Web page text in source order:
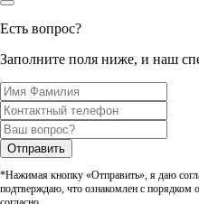
Есть вопрос?
Заполните поля ниже, и наш
Отправить
*Нажимая кнопку «Отправить», я даю
подтверждаю, что ознакомлен с порядком